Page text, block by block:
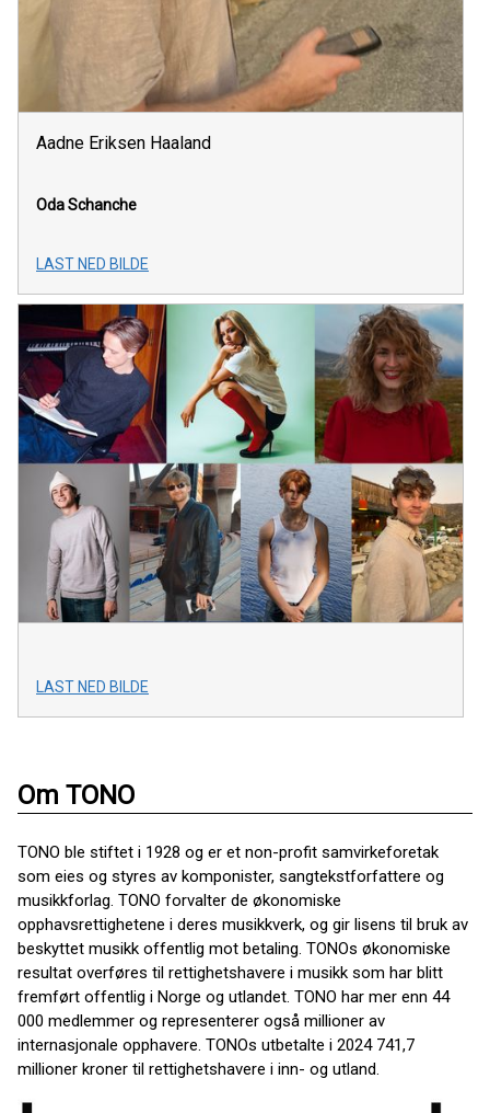
Aadne Eriksen Haaland
Oda Schanche
LAST NED BILDE
LAST NED BILDE
Om TONO
TONO ble stiftet i 1928 og er et non-profit samvirkeforetak
som eies og styres av komponister, sangtekstforfattere og
musikkforlag. TONO forvalter de økonomiske
opphavsrettighetene i deres musikkverk, og gir lisens til bruk av
beskyttet musikk offentlig mot betaling. TONOs økonomiske
resultat overføres til rettighetshavere i musikk som har blitt
fremført offentlig i Norge og utlandet. TONO har mer enn 44
000 medlemmer og representerer også millioner av
internasjonale opphavere. TONOs utbetalte i 2024 741,7
millioner kroner til rettighetshavere i inn- og utland.